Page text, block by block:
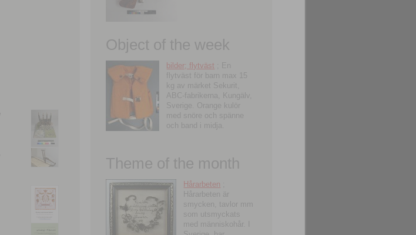
Object of the week
bilder; flytväst ; En
flytväst för barn max 15
kg av märket Sekurit,
ABC-fabrikerna, Kungälv,
Sverige. Orange kulör
med snöre och spänne
och band i midja.
Theme of the month
Hårarbeten
Hårarbeten är
smycken, tavlor mm
som utsmyckats
med människohår. I